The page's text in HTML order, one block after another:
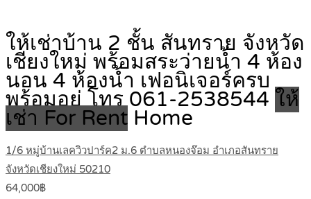
ให้เช่าบ้าน 2 ชั้น สันทราย จังหวัด
เชียงใหม่ พร้อมสระว่ายน้ำ 4 ห้อง
นอน 4 ห้องน้ำ เฟอนิเจอร์ครบ
พร้อมอยู่ โทร 061-2538544 ให้
เช่า For Rent Home
1/6 หมู่บ้านเลควิวปาร์ค2 ม.6 ตำบลหนองจ๊อม อำเภอสันทราย
จังหวัดเชียงใหม่ 50210
64,000฿